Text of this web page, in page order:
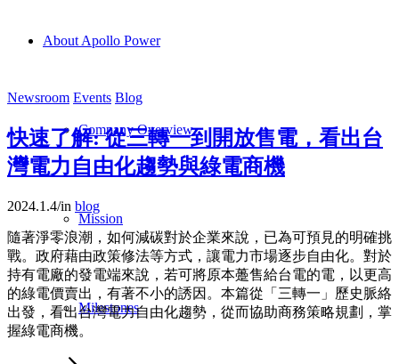
About Apollo Power
Company Overview
Mission
Milestones
Newsroom Events Blog
快速了解: 從三轉一到開放售電，看出台
灣電力自由化趨勢與綠電商機
2024.1.4/in blog
隨著淨零浪潮，如何減碳對於企業來說，已為可預見的明確挑
戰。政府藉由政策修法等方式，讓電力市場逐步自由化。對於
持有電廠的發電端來說，若可將原本躉售給台電的電，以更高
的綠電價賣出，有著不小的誘因。本篇從「三轉一」歷史脈絡
出發，看出台灣電力自由化趨勢，從而協助商務策略規劃，掌
握綠電商機。